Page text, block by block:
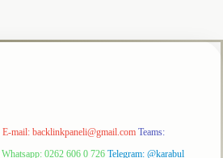
E-mail: backlinkpaneli@gmail.com Teams:
Whatsapp: 0262 606 0 726 Telegram: @karabul